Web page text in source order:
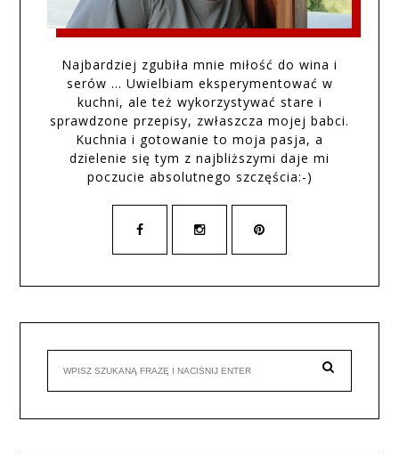
Najbardziej zgubiła mnie miłość do wina i
serów … Uwielbiam eksperymentować w
kuchni, ale też wykorzystywać stare i
sprawdzone przepisy, zwłaszcza mojej babci.
Kuchnia i gotowanie to moja pasja, a
dzielenie się tym z najbliższymi daje mi
poczucie absolutnego szczęścia:-)